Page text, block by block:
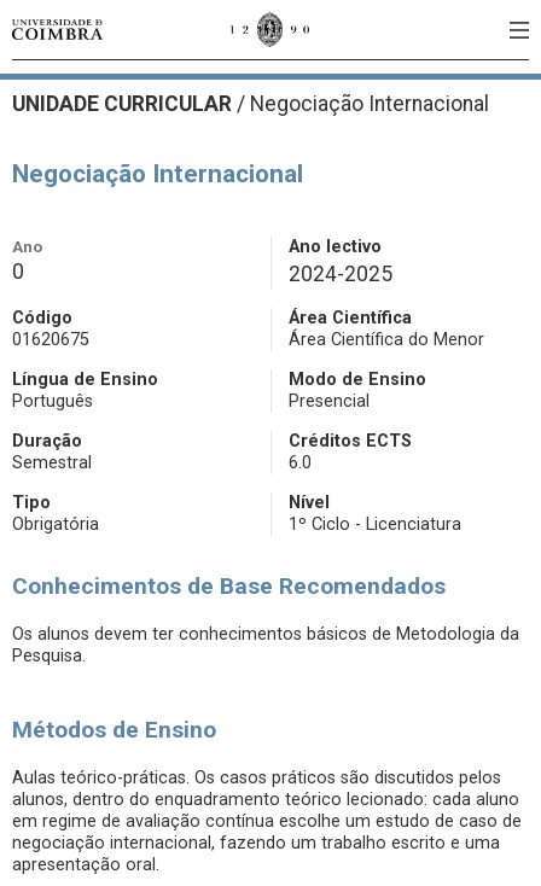
UNIDADE CURRICULAR / Negociação Internacional
Negociação Internacional
Ano
0
Ano lectivo
2024-2025
Código
01620675
Área Científica
Área Científica do Menor
Língua de Ensino
Português
Modo de Ensino
Presencial
Duração
Semestral
Créditos ECTS
6.0
Tipo
Obrigatória
Nível
1º Ciclo - Licenciatura
Conhecimentos de Base Recomendados
Os alunos devem ter conhecimentos básicos de Metodologia da
Pesquisa.
Métodos de Ensino
Aulas teórico-práticas. Os casos práticos são discutidos pelos
alunos, dentro do enquadramento teórico lecionado: cada aluno
em regime de avaliação contínua escolhe um estudo de caso de
negociação internacional, fazendo um trabalho escrito e uma
apresentação oral.